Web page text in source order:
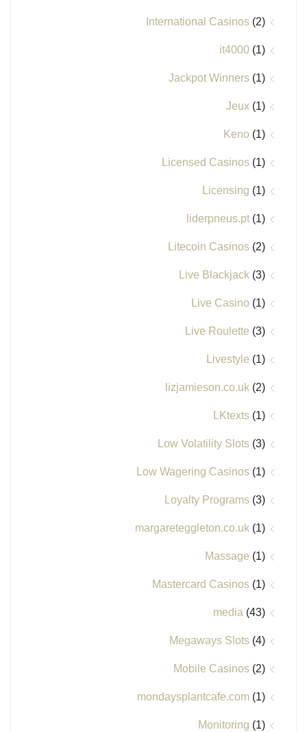
International Casinos (2)
it4000 (1)
Jackpot Winners (1)
Jeux (1)
Keno (1)
Licensed Casinos (1)
Licensing (1)
liderpneus.pt (1)
Litecoin Casinos (2)
Live Blackjack (3)
Live Casino (1)
Live Roulette (3)
Livestyle (1)
lizjamieson.co.uk (2)
LKtexts (1)
Low Volatility Slots (3)
Low Wagering Casinos (1)
Loyalty Programs (3)
margareteggleton.co.uk (1)
Massage (1)
Mastercard Casinos (1)
media (43)
Megaways Slots (4)
Mobile Casinos (2)
mondaysplantcafe.com (1)
Monitoring (1)